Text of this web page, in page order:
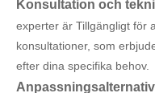
Konsultation och
experter är Tillgängligt för
konsultationer, som
efter dina specifika behov.